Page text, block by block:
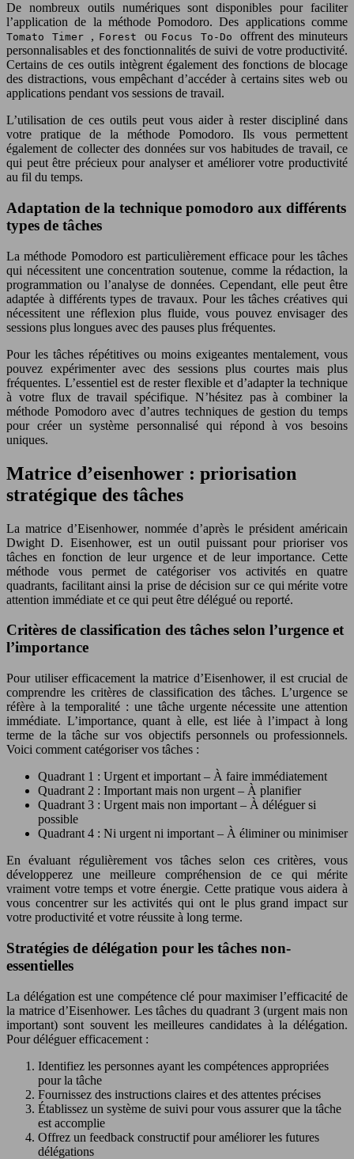
De nombreux outils numériques sont disponibles pour faciliter
l’application de la méthode Pomodoro. Des applications comme
Tomato Timer , Forest ou Focus To-Do offrent des minuteurs
personnalisables et des fonctionnalités de suivi de votre productivité.
Certains de ces outils intègrent également des fonctions de blocage
des distractions, vous empêchant d’accéder à certains sites web ou
applications pendant vos sessions de travail.
L’utilisation de ces outils peut vous aider à rester discipliné dans
votre pratique de la méthode Pomodoro. Ils vous permettent
également de collecter des données sur vos habitudes de travail, ce
qui peut être précieux pour analyser et améliorer votre productivité
au fil du temps.
Adaptation de la technique pomodoro aux différents
types de tâches
La méthode Pomodoro est particulièrement efficace pour les tâches
qui nécessitent une concentration soutenue, comme la rédaction, la
programmation ou l’analyse de données. Cependant, elle peut être
adaptée à différents types de travaux. Pour les tâches créatives qui
nécessitent une réflexion plus fluide, vous pouvez envisager des
sessions plus longues avec des pauses plus fréquentes.
Pour les tâches répétitives ou moins exigeantes mentalement, vous
pouvez expérimenter avec des sessions plus courtes mais plus
fréquentes. L’essentiel est de rester flexible et d’adapter la technique
à votre flux de travail spécifique. N’hésitez pas à combiner la
méthode Pomodoro avec d’autres techniques de gestion du temps
pour créer un système personnalisé qui répond à vos besoins
uniques.
Matrice d’eisenhower : priorisation
stratégique des tâches
La matrice d’Eisenhower, nommée d’après le président américain
Dwight D. Eisenhower, est un outil puissant pour prioriser vos
tâches en fonction de leur urgence et de leur importance. Cette
méthode vous permet de catégoriser vos activités en quatre
quadrants, facilitant ainsi la prise de décision sur ce qui mérite votre
attention immédiate et ce qui peut être délégué ou reporté.
Critères de classification des tâches selon l’urgence et
l’importance
Pour utiliser efficacement la matrice d’Eisenhower, il est crucial de
comprendre les critères de classification des tâches. L’urgence se
réfère à la temporalité : une tâche urgente nécessite une attention
immédiate. L’importance, quant à elle, est liée à l’impact à long
terme de la tâche sur vos objectifs personnels ou professionnels.
Voici comment catégoriser vos tâches :
Quadrant 1 : Urgent et important – À faire immédiatement
Quadrant 2 : Important mais non urgent – À planifier
Quadrant 3 : Urgent mais non important – À déléguer si
possible
Quadrant 4 : Ni urgent ni important – À éliminer ou minimiser
En évaluant régulièrement vos tâches selon ces critères, vous
développerez une meilleure compréhension de ce qui mérite
vraiment votre temps et votre énergie. Cette pratique vous aidera à
vous concentrer sur les activités qui ont le plus grand impact sur
votre productivité et votre réussite à long terme.
Stratégies de délégation pour les tâches non-
essentielles
La délégation est une compétence clé pour maximiser l’efficacité de
la matrice d’Eisenhower. Les tâches du quadrant 3 (urgent mais non
important) sont souvent les meilleures candidates à la délégation.
Pour déléguer efficacement :
Identifiez les personnes ayant les compétences appropriées
pour la tâche
Fournissez des instructions claires et des attentes précises
Établissez un système de suivi pour vous assurer que la tâche
est accomplie
Offrez un feedback constructif pour améliorer les futures
délégations